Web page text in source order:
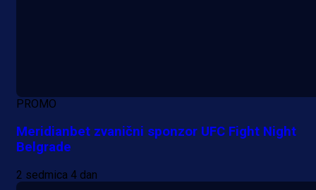
PROMO
Meridianbet zvanični sponzor UFC Fight Night
Belgrade
2 sedmica 4 dan